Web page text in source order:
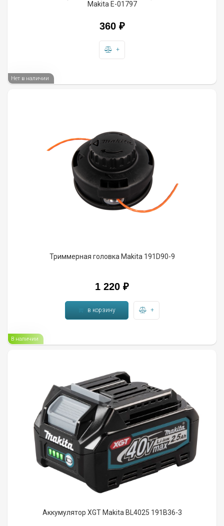
Makita E-01797
360 ₽
+
Нет в наличии
Триммерная головка Makita 191D90-9
1 220 ₽
в корзину +
В наличии
Аккумулятор XGT Makita BL4025 191B36-3